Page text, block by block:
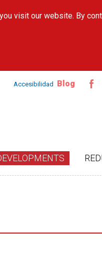
main
visit our website. By
Accesibilidad Blog